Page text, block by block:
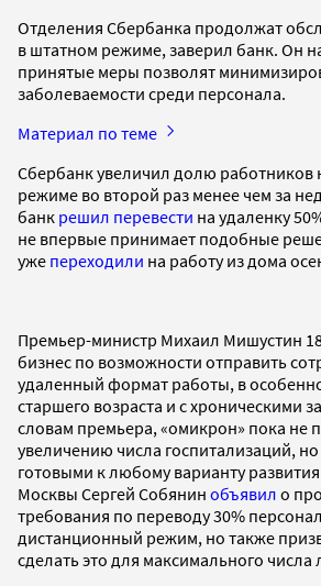
Отделения Сбербанка продолжат
в штатном режиме, заверил банк. Он
принятые меры позволят
заболеваемости среди персонала.
Материал по теме
Сбербанк увеличил долю работников
режиме во второй раз менее чем за
банк решил перевести на удаленку
не впервые принимает подобные
уже переходили на работу из дома
Премьер-министр Михаил Мишустин
бизнес по возможности отправить
удаленный формат работы, в
старшего возраста и с хроническими
словам премьера, «омикрон» пока не
увеличению числа госпитализаций,
готовыми к любому варианту
Москвы Сергей Собянин объявил о
требования по переводу 30%
дистанционный режим, но также
сделать это для максимального числа